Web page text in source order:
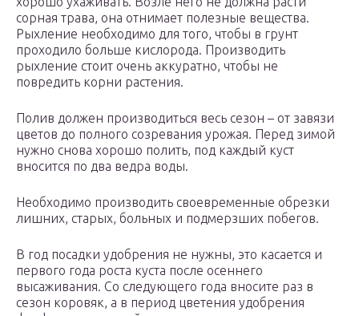
сорная трава, она отнимает полезные вещества.
Рыхление необходимо для того, чтобы в грунт
проходило больше кислорода. Производить
рыхление стоит очень аккуратно, чтобы не
повредить корни растения.
Полив должен производиться весь сезон – от завязи
цветов до полного созревания урожая. Перед зимой
нужно снова хорошо полить, под каждый куст
вносится по два ведра воды.
Необходимо производить своевременные обрезки
лишних, старых, больных и подмерзших побегов.
В год посадки удобрения не нужны, это касается и
первого года роста куста после осеннего
высаживания. Со следующего года вносите раз в
сезон коровяк, а в период цветения удобрения